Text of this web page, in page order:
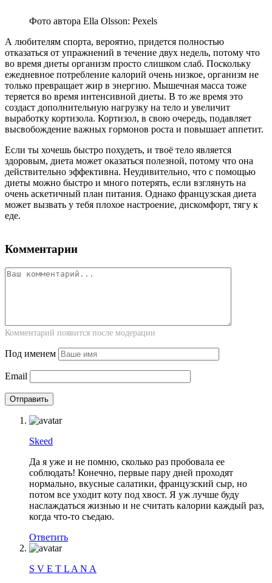
Фото автора Ella Olsson: Pexels
А любителям спорта, вероятно, придется полностью
отказаться от упражнений в течение двух недель, потому что
во время диеты организм просто слишком слаб. Поскольку
ежедневное потребление калорий очень низкое, организм не
только превращает жир в энергию. Мышечная масса тоже
теряется во время интенсивной диеты. В то же время это
создаст дополнительную нагрузку на тело и увеличит
выработку кортизола. Кортизол, в свою очередь, подавляет
высвобождение важных гормонов роста и повышает аппетит.
Если ты хочешь быстро похудеть, и твоё тело является
здоровым, диета может оказаться полезной, потому что она
действительно эффективна. Неудивительно, что с помощью
диеты можно быстро и много потерять, если взглянуть на
очень аскетичный план питания. Однако французская диета
может вызвать у тебя плохое настроение, дискомфорт, тягу к
еде.
Комментарии
Комментарий появится после модерации
Под именем
Email
Skeed
Да я уже и не помню, сколько раз пробовала ее
соблюдать! Конечно, первые пару дней проходят
нормально, вкусные салатики, французский сыр, но
потом все уходит коту под хвост. Я уж лучше буду
наслаждаться жизнью и не считать калории каждый раз,
когда что-то съедаю.
Ответить
S V E T L A N A